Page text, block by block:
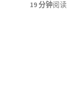
19 分钟阅读